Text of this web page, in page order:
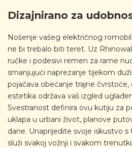
Dizajnirano za
Nošenje vašeg električnog
ne bi trebalo biti teret. Uz
ručke i podesivi remen za rame
smanjujući naprezanje tijekom
pojačava obećanje trajne
estetika održava vaš izgled
Svestranost definira ovu kutiju za
uklapa u urbani život, planove
dane. Unaprijedite svoje iskustvo
služi svakoj vožnji i svakom